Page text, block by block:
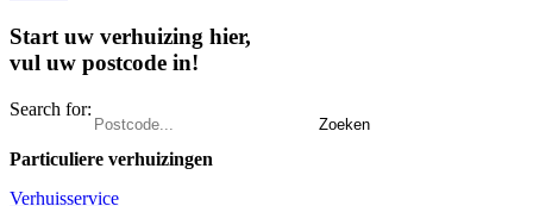
Start uw verhuizing hier,
vul uw postcode in!
Search for:
Zoeken
Particuliere verhuizingen
Verhuisservice